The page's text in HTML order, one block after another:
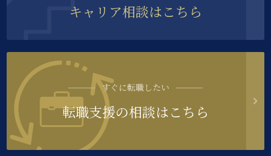
キャリア相談はこちら
すぐに転職したい
転職支援の相談はこちら